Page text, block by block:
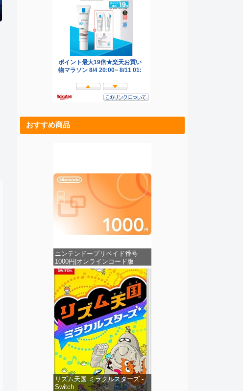
おすすめ商品
ニンテンドープリペイド番号
1000円|オンラインコード版
リズム天国 ミラクルスターズ -
Switch